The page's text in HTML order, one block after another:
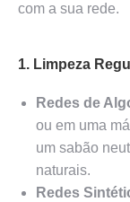
com a sua rede.
1. Limpeza
Redes de
ou em uma
um sabão
naturais.
Redes